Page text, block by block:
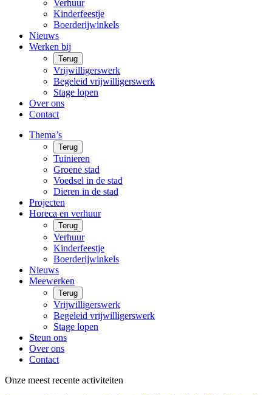
Verhuur
Kinderfeestje
Boerderijwinkels
Nieuws
Werken bij
Terug
Vrijwilligerswerk
Begeleid vrijwilligerswerk
Stage lopen
Over ons
Contact
Thema’s
Terug
Tuinieren
Groene stad
Voedsel in de stad
Dieren in de stad
Projecten
Horeca en verhuur
Terug
Verhuur
Kinderfeestje
Boerderijwinkels
Nieuws
Meewerken
Terug
Vrijwilligerswerk
Begeleid vrijwilligerswerk
Stage lopen
Steun ons
Over ons
Contact
Onze meest recente activiteiten